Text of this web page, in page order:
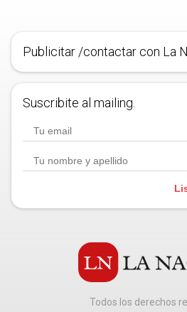
Publicitar /contactar con La
Suscribite al mailing.
Todos los derechos